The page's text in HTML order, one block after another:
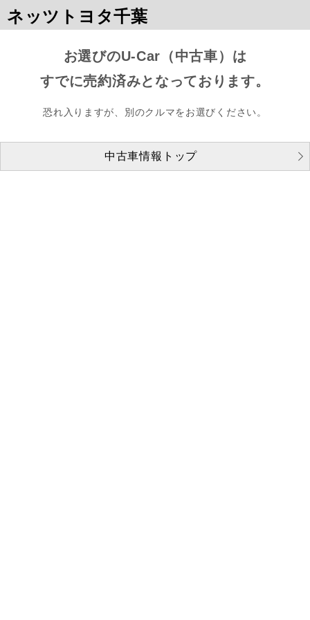
ネッツトヨタ千葉
お選びのU-Car（中古車）は
すでに売約済みとなっております。
恐れ入りますが、別のクルマをお選びください。
中古車情報トップ